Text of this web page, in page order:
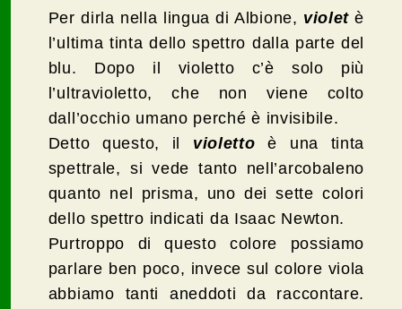
Per dirla nella lingua di Albione, violet è
l’ultima tinta dello spettro dalla parte del
blu. Dopo il violetto c’è solo più
l’ultravioletto, che non viene colto
dall’occhio umano perché è invisibile.
Detto questo, il violetto è una tinta
spettrale, si vede tanto nell’arcobaleno
quanto nel prisma, uno dei sette colori
dello spettro indicati da Isaac Newton.
Purtroppo di questo colore possiamo
parlare ben poco, invece sul colore viola
abbiamo tanti aneddoti da raccontare.